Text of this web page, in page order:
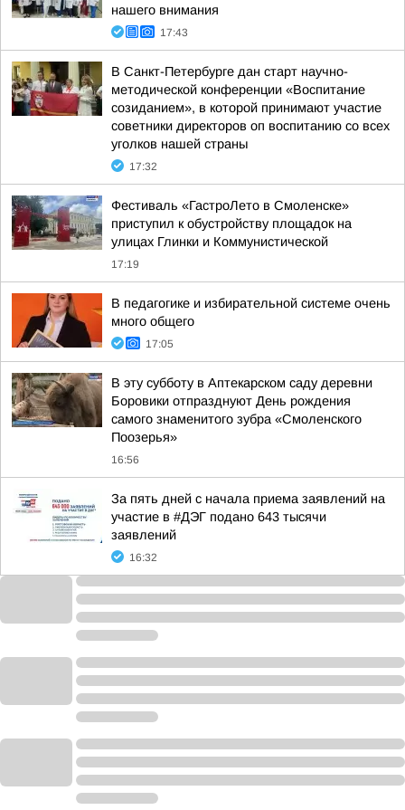
нашего внимания
17:43
В Санкт-Петербурге дан старт научно-
методической конференции «Воспитание
созиданием», в которой принимают участие
советники директоров оп воспитанию со всех
уголков нашей страны
17:32
Фестиваль «ГастроЛето в Смоленске»
приступил к обустройству площадок на
улицах Глинки и Коммунистической
17:19
В педагогике и избирательной системе очень
много общего
17:05
В эту субботу в Аптекарском саду деревни
Боровики отпразднуют День рождения
самого знаменитого зубра «Смоленского
Поозерья»
16:56
За пять дней с начала приема заявлений на
участие в #ДЭГ подано 643 тысячи
заявлений
16:32